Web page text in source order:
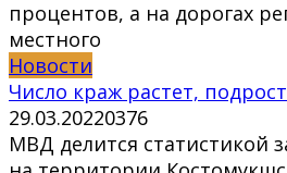
процентов, а на дорогах
местного
Новости
Число краж растет,
29.03.20220376
МВД делится статистикой